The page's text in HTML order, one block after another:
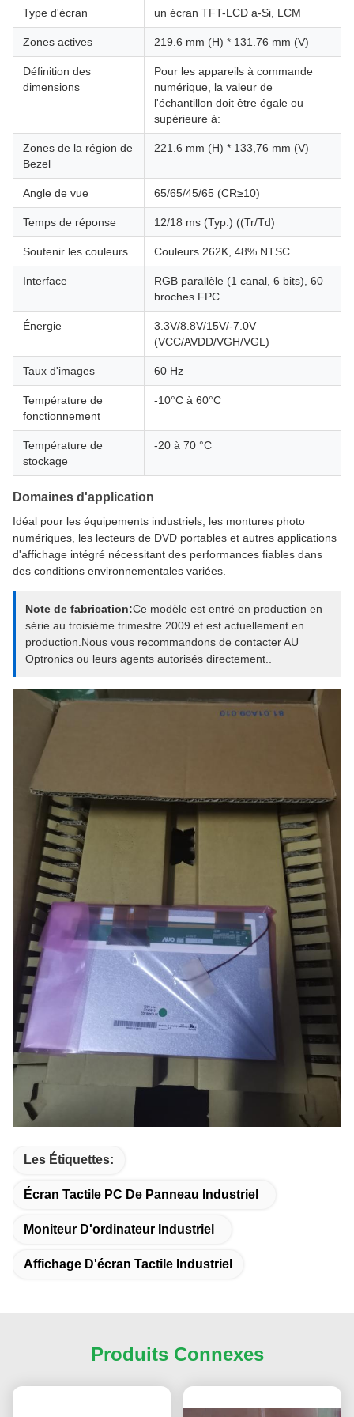
Type d'écran un écran TFT-LCD a-Si, LCM
Zones actives 219.6 mm (H) * 131.76 mm (V)
Définition des
dimensions
Pour les appareils à commande
numérique, la valeur de
l'échantillon doit être égale ou
supérieure à:
Zones de la région de
Bezel
221.6 mm (H) * 133,76 mm (V)
Angle de vue 65/65/45/65 (CR≥10)
Temps de réponse 12/18 ms (Typ.) ((Tr/Td)
Soutenir les couleurs Couleurs 262K, 48% NTSC
Interface
RGB parallèle (1 canal, 6 bits), 60
broches FPC
Énergie
3.3V/8.8V/15V/-7.0V
(VCC/AVDD/VGH/VGL)
Taux d'images 60 Hz
Température de
fonctionnement
-10°C à 60°C
Température de
stockage
-20 à 70 °C
Domaines d'application
Idéal pour les équipements industriels, les montures photo
numériques, les lecteurs de DVD portables et autres applications
d'affichage intégré nécessitant des performances fiables dans
des conditions environnementales variées.
Note de fabrication:Ce modèle est entré en production en
série au troisième trimestre 2009 et est actuellement en
production.Nous vous recommandons de contacter AU
Optronics ou leurs agents autorisés directement..
Les Étiquettes:
Écran Tactile PC De Panneau Industriel
Moniteur D'ordinateur Industriel
Affichage D'écran Tactile Industriel
Produits Connexes